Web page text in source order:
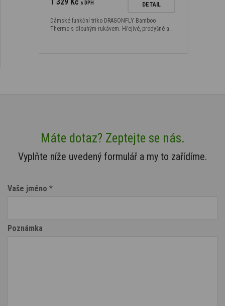
s DPH DETAIL
Dámské funkční triko DRAGONFLY Bamboo
Thermo s dlouhým rukávem. Hřejivé, prodyšné a…
Máte dotaz? Zeptejte se nás.
Vyplňte níže uvedený formulář a my to zařídíme.
Vaše jméno *
Poznámka